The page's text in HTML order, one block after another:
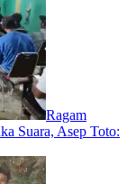
Ragam
Suara, Asep Toto: